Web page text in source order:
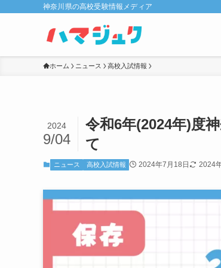
神奈川県の高校受験情報メディア
ホーム ニュース 高校入試情報
令和6年(2024年)度
て
2024
9/04
ニュース 高校入試情報 2024年7月18日 2024